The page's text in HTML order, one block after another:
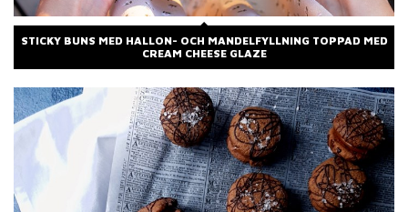
STICKY BUNS MED HALLON- OCH MANDELFYLLNING TOPPAD MED
CREAM CHEESE GLAZE